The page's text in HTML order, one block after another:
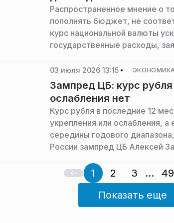
Распространенное мнение о
пополнять бюджет, не
курс национальной валюты
государственные расходы,
03 июля 2026 13:15
Зампред ЦБ: курс
ослабления нет
Курс рубля в последние 12
укрепления или ослабления, а
середины годового
России зампред ЦБ Алексей
1 2 3 ...
49
Показать еще